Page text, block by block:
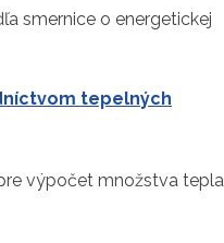
smernice o energetickej
tepelných
výpočet množstva tepla